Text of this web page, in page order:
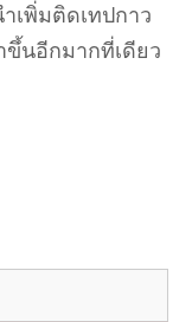
เพิ่มติดเทปกาว
ขึ้นอีกมากที่เดียว